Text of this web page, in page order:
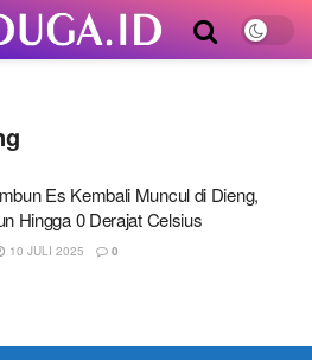
Es Kembali Muncul di Dieng,
Hingga 0 Derajat Celsius
10 JULI 2025 0